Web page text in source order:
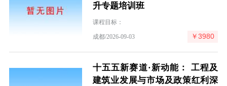
升专题培训班
课程目标：
成都/2026-09-03 ￥3980
十五五新赛道·新动能： 工程及
建筑业发展与市场及政策红利深